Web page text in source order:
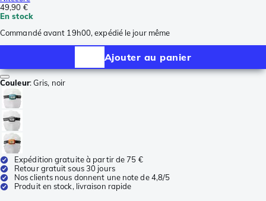
49,90 €
En stock
Commandé avant 19h00, expédié le jour même
Ajouter au panier
Couleur:Gris, noir
Expédition gratuite à partir de 75 €
Retour gratuit sous 30 jours
Nos clients nous donnent une note de 4,8/5
Produit en stock, livraison rapide